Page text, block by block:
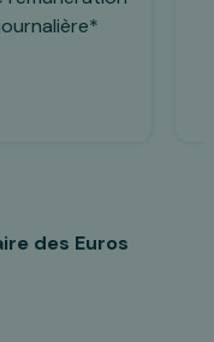
des Euros
?